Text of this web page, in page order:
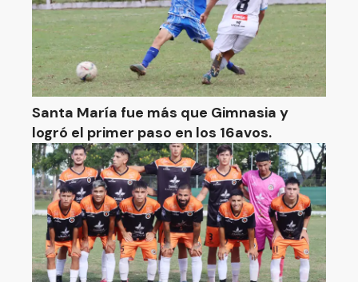
Santa María fue más que Gimnasia y
logró el primer paso en los 16avos.